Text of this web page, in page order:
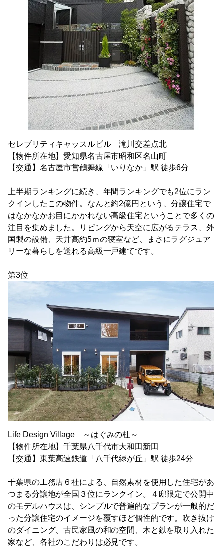
セレブリティキャッスルビル 滝川交差点北
【物件所在地】愛知県名古屋市昭和区名山町
【交通】名古屋市営鶴舞線「いりなか」駅 徒歩6分
上半期ランキングに続き、年間ランキングでも2位にラン
クインしたこの物件。なんと約2億円という、分譲住宅で
はなかなかお目にかかれない高級住宅ということで多くの
注目を集めました。リビングから天空に広がるテラス、外
国製の設備、天井高約5ｍの寝室など、まさにラグジュア
リーな暮らしを送れる高級一戸建てです。
第3位
Life Design Village ～はぐみの杜～
【物件所在地】千葉県八千代市大和田新田
【交通】東葉高速鉄道「八千代緑が丘」駅 徒歩24分
千葉県の工務店６社による、自然素材を使用した住宅があ
つまる分譲地が全国３位にランクイン。４邸限定で公開中
のモデルハウスは、シンプルで普遍的なプランが一般的だ
った分譲住宅のイメージを覆すほど個性的です。吹き抜け
のダイニング、古民家風の和の空間、木と鉄を取り入れた
家など、各社のこだわりは必見です。